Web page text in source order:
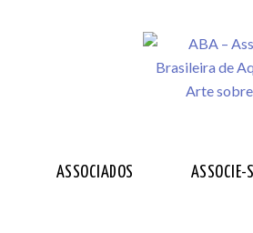
ASSOCIADOS ASSOCIE-